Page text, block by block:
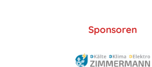
Sponsoren